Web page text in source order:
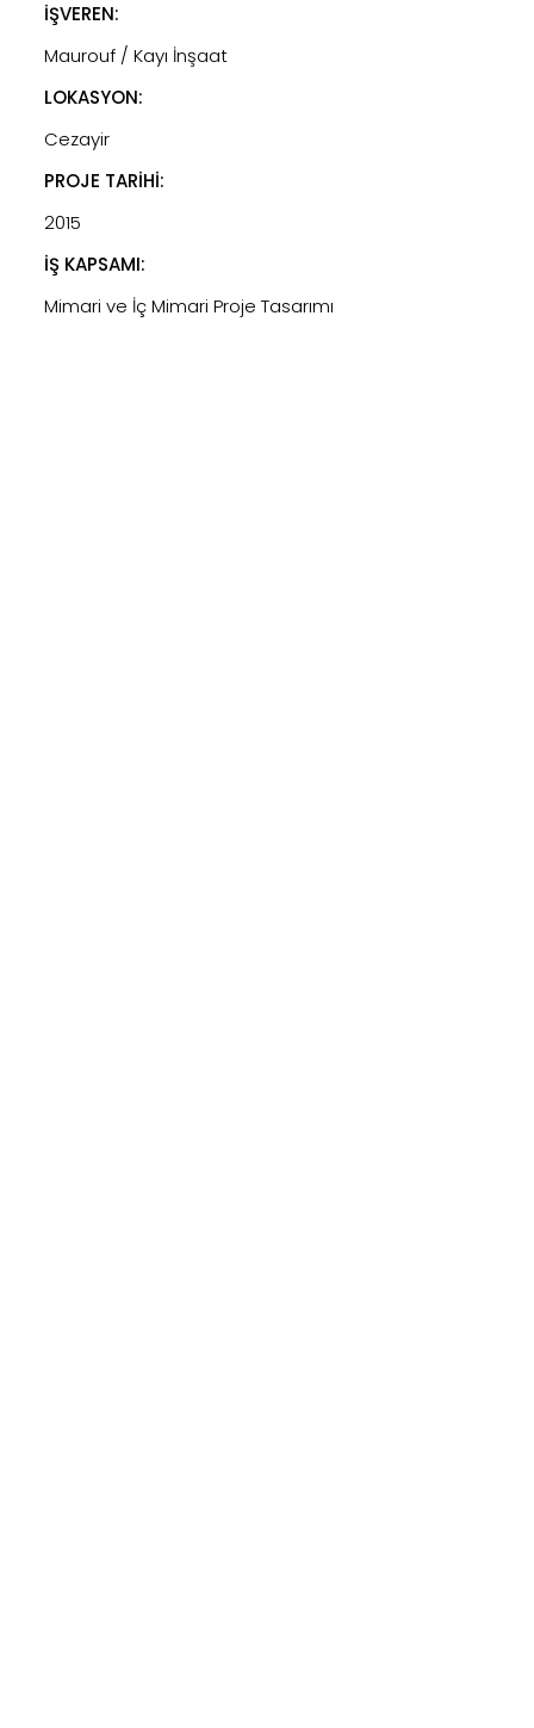
İŞVEREN:
Maurouf / Kayı İnşaat
LOKASYON:
Cezayir
PROJE TARİHİ:
2015
İŞ KAPSAMI:
Mimari ve İç Mimari Proje Tasarımı